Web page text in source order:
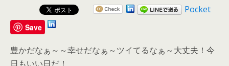
Pocket
Save
豊かだなぁ～～幸せだなぁ～ツイてるなぁ～大丈夫！今
日もいい日だ！